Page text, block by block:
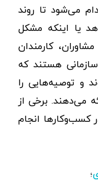
می‌شود تا روند
یا اینکه مشکل
کارمندان
هستند که
و توصیه‌هایی را
می‌دهند. برخی از
انجام
؛